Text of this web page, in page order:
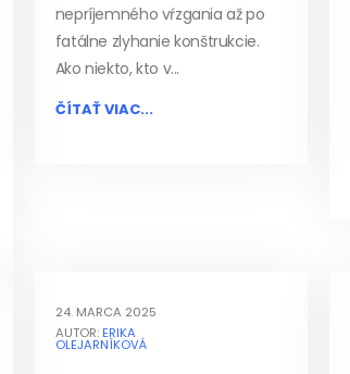
nepríjemného vŕzgania až po
fatálne zlyhanie konštrukcie.
Ako niekto, kto v...
ČÍTAŤ VIAC...
24. MARCA 2025
AUTOR: ERIKA
OLEJARNÍKOVÁ